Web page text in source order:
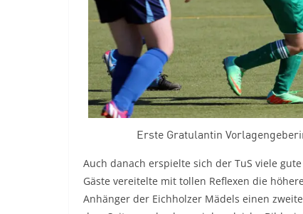
Erste Gratulantin
Auch danach erspielte sich der TuS viele
Gäste vereitelte mit tollen Reflexen die
Anhänger der Eichholzer Mädels einen